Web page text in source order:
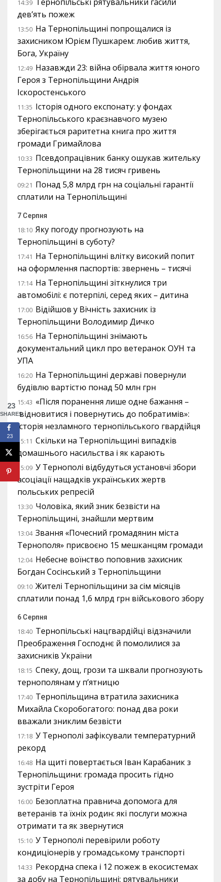
14:39
дев’ять пожеж
13:50 На Тернопільщині попрощалися із
захисником Юрієм Пушкарем: любив життя,
Бога, Україну
12:49 Назавжди 23: війна обірвала життя юного
Героя з Тернопільщини Андрія
Іскоростенського
11:35 Історія одного експонату: у фондах
Тернопільського краєзнавчого музею
зберігається раритетна книга про життя
громади Гримайлова
10:33 Псевдопрацівник банку ошукав жительку
Тернопільщини на 28 тисяч гривень
09:21 Понад 5,8 млрд грн на соціальні гарантії
сплатили на Тернопільщині
7 Серпня
18:10 Яку погоду прогнозують на
Тернопільщині в суботу?
17:41 На Тернопільщині влітку високий попит
на оформлення паспортів: звернень – тисячі
17:14 На Тернопільщині зіткнулися три
автомобілі: є потерпілі, серед яких – дитина
17:00 Відійшов у Вічність захисник із
Тернопільщини Володимир Дичко
16:56 На Тернопільщині знімають
документальний цикл про ветеранок ОУН та
УПА
16:20 На Тернопільщині державі повернули
будівлю вартістю понад 50 млн грн
15:43 «Після поранення лише одне бажання –
відновитися і повернутись до побратимів»:
історія незламного тернопільського гвардійця
15:11 Скільки на Тернопільщині випадків
домашнього насильства і як карають
15:09 У Тернополі відбудуться установчі збори
асоціації нащадків українських жертв
польських репресій
13:30 Чоловіка, який зник безвісти на
Тернопільщині, знайшли мертвим
13:04 Звання «Почесний громадянин міста
Тернополя» присвоєно 15 мешканцям громади
12:04 Небесне воїнство поповнив захисник
Богдан Сосінський з Тернопільщини
09:10 Жителі Тернопільщини за сім місяців
сплатили понад 1,6 млрд грн військового збору
6 Серпня
18:40 Тернопільські нацгвардійці відзначили
Преображення Господнє й помолилися за
захисників України
18:15 Спеку, дощ, грози та шквали прогнозують
тернополянам у п’ятницю
17:40 Тернопільщина втратила захисника
Михайла Скоробогатого: понад два роки
вважали зниклим безвісти
17:18 У Тернополі зафіксували температурний
рекорд
16:48 На щиті повертається Іван Карабаник з
Тернопільщини: громада просить гідно
зустріти Героя
16:00 Безоплатна правнича допомога для
ветеранів та їхніх родин: які послуги можна
отримати та як звернутися
15:10 У Тернополі перевірили роботу
кондиціонерів у громадському транспорті
14:33 Рекордна спека і 12 пожеж в екосистемах
за добу на Тернопільщині: рятувальники
23
SHARES
23